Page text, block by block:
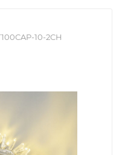
10-2CH